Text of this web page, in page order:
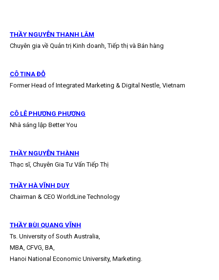
THẦY NGUYỄN THANH LÂM
Chuyên gia về Quản trị Kinh doanh, Tiếp thị và Bán hàng
CÔ TINA ĐỖ
Former Head of Integrated Marketing & Digital Nestle, Vietnam
CÔ LÊ PHƯƠNG PHƯƠNG
Nhà sáng lập Better You
THẦY NGUYỄN THÀNH
Thạc sĩ, Chuyên Gia Tư Vấn Tiếp Thị
THẦY HÀ VĨNH DUY
Chairman & CEO WorldLine Technology
THẦY BÙI QUANG VĨNH
Ts. University of South Australia,
MBA, CFVG, BA,
Hanoi National Economic University, Marketing.